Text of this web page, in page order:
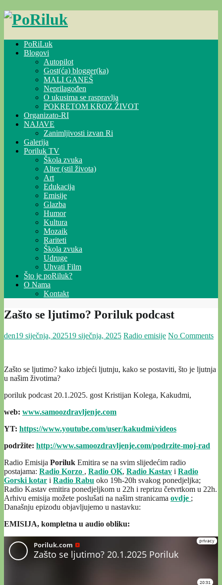
Skip
PoRiLuk
Blogovi
Autopilot
Gost(ća) blogger(ka)
MALI GANEŠ
Neprilagođen
O ukusima se raspravlja
POKRETOM KROZ ŽIVOT
Organizato-RI
NAJAVE
Zanimljivosti izvan Ri
Galerija
Poriluk TV
Škola zvuka
Alter (stil života)
Art
Edukacija
Emisije
Glazba
Humor
Kultura
Mozaik
Rariteti
Škola zvuka
Udruge
Uhvati Film
Što je poRiluk?
O Nama
Kontakt
Zašto se ljutimo? Poriluk podcast
den19 siječnja, 202519 siječnja, 2025 Radio emisije No Comments
Zašto se ljutimo? kako izbjeći ljutnju, kako se postaviti, što je ljutnja
u našim životima?
poriluk podcast 20.1.2025. gost Kristijan Kolega, Kakudmi,
web: www.samoozdravljenje.com
YT: https://www.youtube.com/user/kakudmi/videos
podržite: http://www.samoozdravljenje.com/podrzite-moj-rad
Radio Emisija Poriluk Emitira se na svim slijedećim radio
postajama: Radio Korzo , Radio OK, Radio Kastav i Radio
Gorski kotar i Radio Rabu oko 19h-20h svakog ponedjeljka;
Radio Kastav emitira ponedjeljkom u 22h i reprizu četvrtkom u 22h.
Arhivu emisija možete poslušati na našim stranicama ovdje ;
Današnju epizodu objavljujemo u nastavku:
EMISIJA, kompletna u audio obliku: